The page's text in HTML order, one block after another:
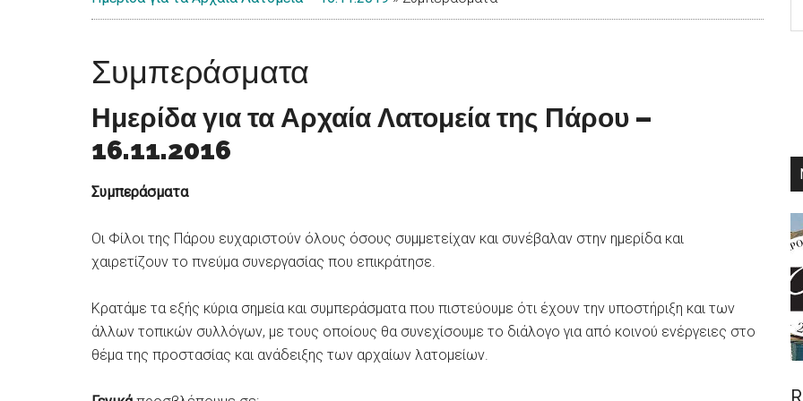
Islands
Συμπεράσματα
Ημερίδα για τα Αρχαία Λατομεία της Πάρου –
16.11.2016
Συμπεράσματα
Οι Φίλοι της Πάρου ευχαριστούν όλους όσους συμμετείχαν και συνέβαλαν στην ημερίδα και
χαιρετίζουν το πνεύμα συνεργασίας που επικράτησε.
Κρατάμε τα εξής κύρια σημεία και συμπεράσματα που πιστεύουμε ότι έχουν την υποστήριξη και των
άλλων τοπικών συλλόγων, με τους οποίους θα συνεχίσουμε το διάλογο για από κοινού ενέργειες στο
θέμα της προστασίας και ανάδειξης των αρχαίων λατομείων.